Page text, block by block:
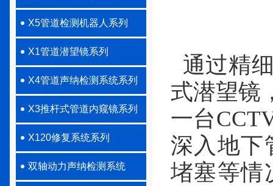
X5管道检测机器人系列
X1管道潜望镜系列
X4管道声纳检测系统系列
X3推杆式管道内窥镜系列
X120修复系统系列
双轴动力声纳检测系统
通过精
式潜望镜
一台
深入地下
堵塞等情